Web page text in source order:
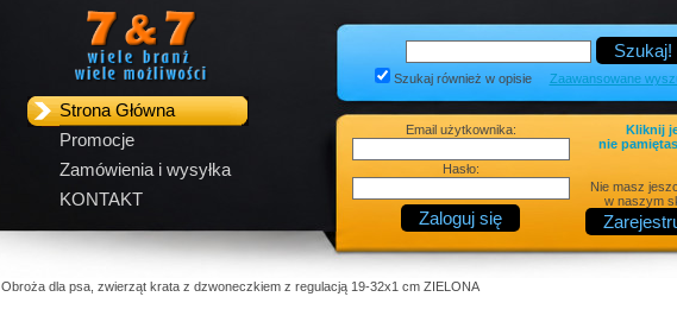
Strona Główna
Promocje
Zamówienia i wysyłka
KONTAKT
Szukaj również w opisie Zaawansowane
Email użytkownika:
Hasło:
Kliknij
nie
Nie masz
w naszym
Obroża dla psa, zwierząt krata z dzwoneczkiem z regulacją 19-32x1 cm ZIELONA